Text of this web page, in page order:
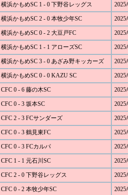
横浜かもめSC 1 - 0 下野谷レッグス
横浜かもめSC 2 - 0 本牧少年SC
横浜かもめSC 0 - 2 大豆戸FC
横浜かもめSC 1 - 1 アローズSC
横浜かもめSC 3 - 0 あざみ野キッカーズ
横浜かもめSC 0 - 0 KAZU SC
CFC 0 - 6 藤の木SC
CFC 0 - 3 坂本SC
CFC 2 - 3 FCサンダーズ
CFC 0 - 3 鶴見東FC
CFC 0 - 3 FCカルパ
CFC 1 - 1 元石川SC
CFC 2 - 0 下野谷レッグス
CFC 0 - 2 本牧少年SC